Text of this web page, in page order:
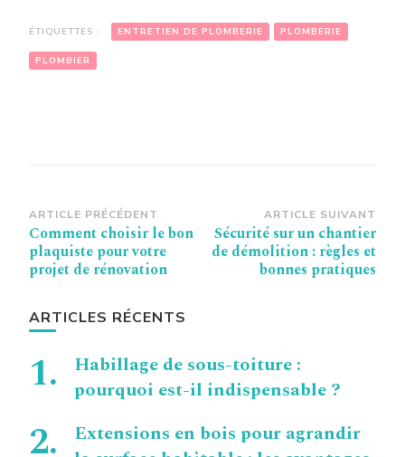
ÉTIQUETTES : ENTRETIEN DE PLOMBERIE PLOMBERIE
PLOMBIER
Navigation
d’article
ARTICLE PRÉCÉDENT
Comment choisir le bon
plaquiste pour votre
projet de rénovation
ARTICLE SUIVANT
Sécurité sur un chantier
de démolition : règles et
bonnes pratiques
ARTICLES RÉCENTS
Habillage de sous-toiture :
pourquoi est-il indispensable ?
Extensions en bois pour agrandir